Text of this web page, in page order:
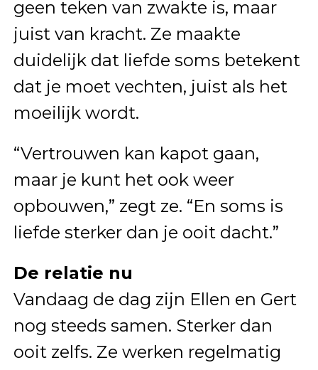
geen teken van zwakte is, maar
juist van kracht. Ze maakte
duidelijk dat liefde soms betekent
dat je moet vechten, juist als het
moeilijk wordt.
“Vertrouwen kan kapot gaan,
maar je kunt het ook weer
opbouwen,” zegt ze. “En soms is
liefde sterker dan je ooit dacht.”
De relatie nu
Vandaag de dag zijn Ellen en Gert
nog steeds samen. Sterker dan
ooit zelfs. Ze werken regelmatig